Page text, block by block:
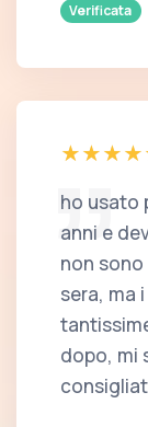
Verificata
ho usato
anni e
non
sera, ma
dopo, mi